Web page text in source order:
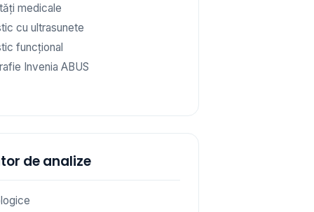
medicale
cu ultrasunete
funcțional
Invenia ABUS
de analize